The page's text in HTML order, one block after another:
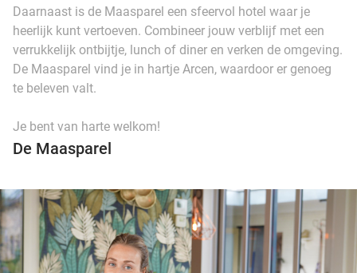
Daarnaast is de Maasparel een sfeervol hotel waar je
heerlijk kunt vertoeven. Combineer jouw verblijf met een
verrukkelijk ontbijtje, lunch of diner en verken de omgeving.
De Maasparel vind je in hartje Arcen, waardoor er genoeg
te beleven valt.
Je bent van harte welkom!
De Maasparel